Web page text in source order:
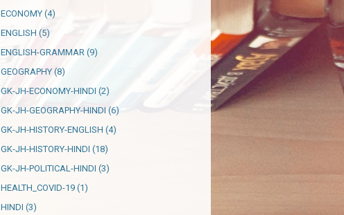
ECONOMY (4)
ENGLISH (5)
ENGLISH-GRAMMAR (9)
GEOGRAPHY (8)
GK-JH-ECONOMY-HINDI (2)
GK-JH-GEOGRAPHY-HINDI (6)
GK-JH-HISTORY-ENGLISH (4)
GK-JH-HISTORY-HINDI (18)
GK-JH-POLITICAL-HINDI (3)
HEALTH_COVID-19 (1)
HINDI (3)